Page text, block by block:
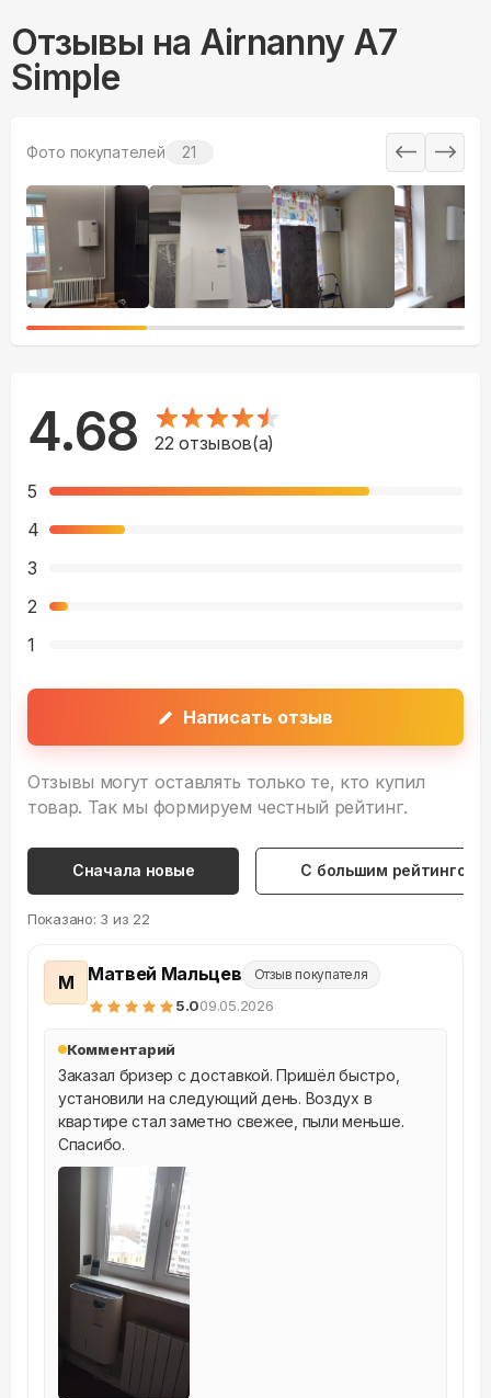
Отзывы на Airnanny A7
Simple
Фото покупателей 21
4.68 22 отзывов(а)
5
4
3
2
1
Написать отзыв
Отзывы могут оставлять только те, кто купил
товар. Так мы формируем честный рейтинг.
Сначала новые С большим рейтингом
Показано: 3 из 22
М Матвей Мальцев Отзыв покупателя
5.009.05.2026
Комментарий
Заказал бризер с доставкой. Пришёл быстро,
установили на следующий день. Воздух в
квартире стал заметно свежее, пыли меньше.
Спасибо.